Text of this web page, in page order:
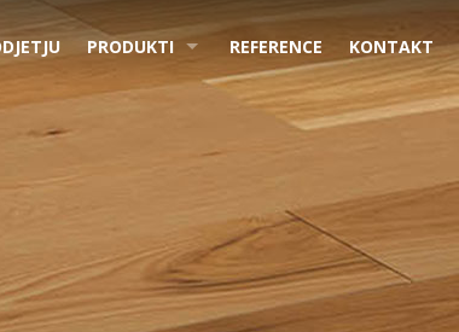
PRODUKTI REFERENCE KONTAKT